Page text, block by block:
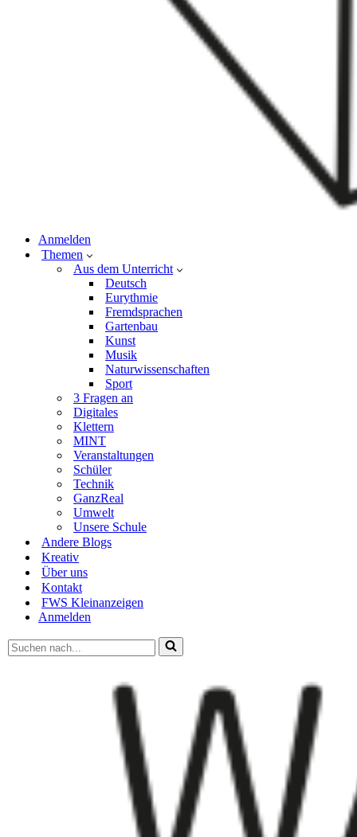
Anmelden
Themen
Aus dem Unterricht
Deutsch
Eurythmie
Fremdsprachen
Gartenbau
Kunst
Musik
Naturwissenschaften
Sport
3 Fragen an
Digitales
Klettern
MINT
Veranstaltungen
Schüler
Technik
GanzReal
Umwelt
Unsere Schule
Andere Blogs
Kreativ
Über uns
Kontakt
FWS Kleinanzeigen
Anmelden
Suchen
nach …